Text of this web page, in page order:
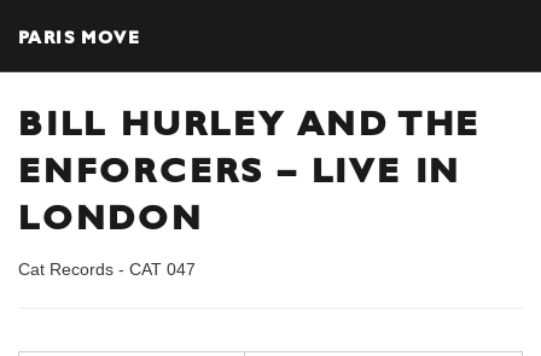
PARIS MOVE
BILL HURLEY AND THE
ENFORCERS – LIVE IN
LONDON
Cat Records - CAT 047